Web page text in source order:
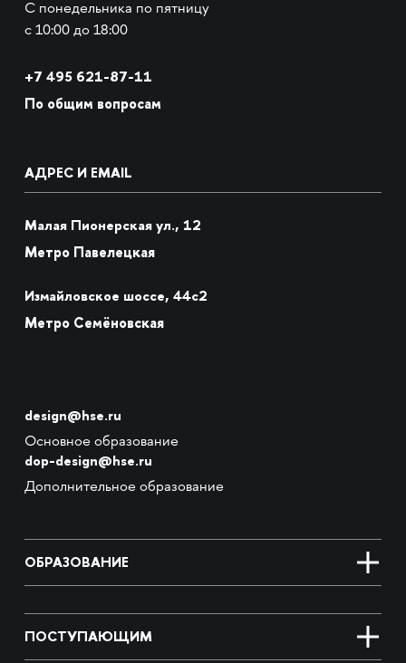
С понедельника по пятницу
с 10:00 до 18:00
+7 495 621-87-11
По общим вопросам
АДРЕС И EMAIL
Малая Пионерская ул., 12
Метро Павелецкая
Измайловское шоссе, 44с2
Метро Семёновская
design@hse.ru
Основное образование
dop-design@hse.ru
Дополнительное образование
ОБРАЗОВАНИЕ
ПОСТУПАЮЩИМ